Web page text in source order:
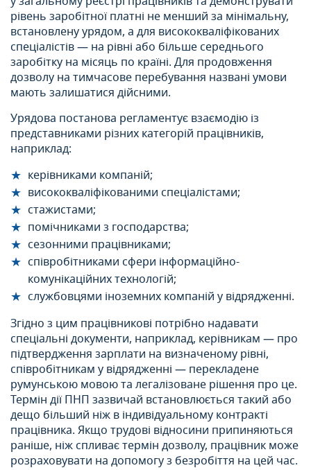
рівень заробітної платні не менший за мінімальну,
встановлену урядом, а для висококваліфікованих
спеціалістів — на рівні або більше середнього
заробітку на місяць по країні. Для продовження
дозволу на тимчасове перебування названі умови
мають залишатися дійсними.
Урядова постанова регламентує взаємодію із
представниками різних категорій працівників,
наприклад:
керівниками компаній;
висококваліфікованими спеціалістами;
стажистами;
помічниками з господарства;
сезонними працівниками;
співробітниками сфери інформаційно-
комунікаційних технологій;
службовцями іноземних компаній у відрядженні.
Згідно з цим працівникові потрібно надавати
спеціальні документи, наприклад, керівникам — про
підтвердження зарплати на визначеному рівні,
співробітникам у відрядженні — перекладене
румунською мовою та легалізоване рішення про це.
Термін дії ПНП зазвичай встановлюється такий або
дещо більший ніж в індивідуальному контракті
працівника. Якщо трудові відносини припиняються
раніше, ніж спливає термін дозволу, працівник може
розраховувати на допомогу з безробіття на цей час.